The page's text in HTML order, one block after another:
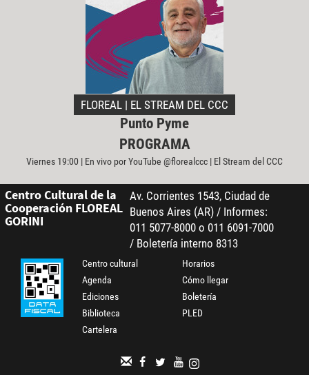
FLOREAL | EL STREAM DEL CCC
Punto Pyme
PROGRAMA
Viernes 19:00 | En vivo por YouTube @florealccc | El Stream del CCC
Centro Cultural de la
Cooperación FLOREAL
GORINI
Av. Corrientes 1543, Ciudad de
Buenos Aires (AR) / Informes:
011 5077-8000 o 011 6091-7000
/ Boletería interno 8313
Centro cultural
Agenda
Ediciones
Biblioteca
Cartelera
Horarios
Cómo llegar
Boletería
PLED